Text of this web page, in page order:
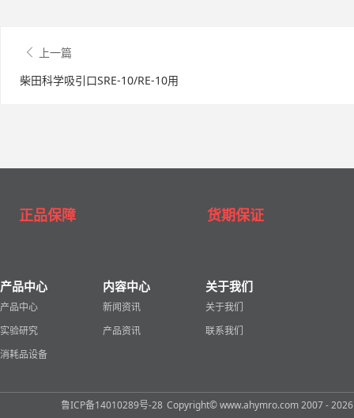
上一篇
柴田科学吸引口SRE-10/RE-10用
正品保障 货期保证
产品中心
产品中心
实验研究
消耗品设备
内容中心
新闻资讯
产品资讯
关于我们
关于我们
联系我们
鲁ICP备14010289号-28 Copyright© www.ahymro.com 2007 - 2026